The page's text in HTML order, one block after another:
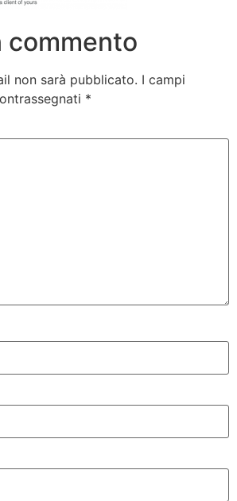
commento
non sarà pubblicato. I campi
*